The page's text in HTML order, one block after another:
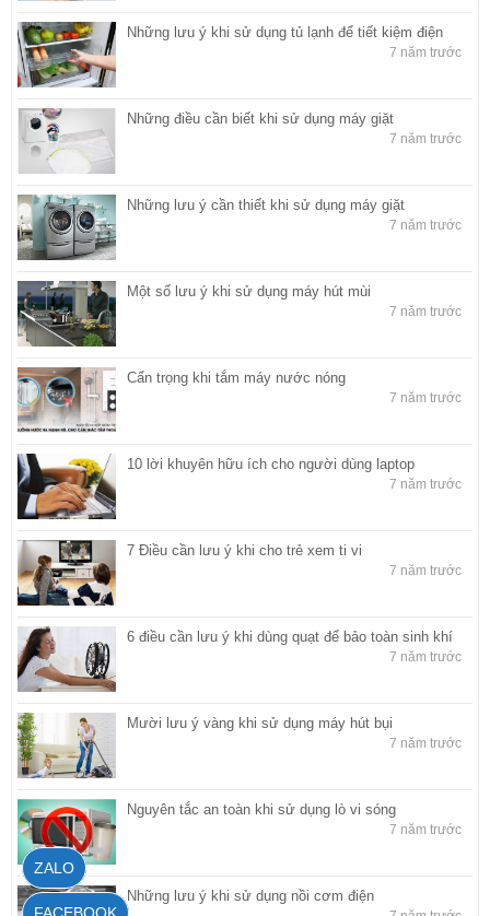
Những lưu ý khi sử dụng tủ lạnh để tiết kiệm điện
7 năm trước
Những điều cần biết khi sử dụng máy giặt
7 năm trước
Những lưu ý cần thiết khi sử dụng máy giặt
7 năm trước
Một số lưu ý khi sử dụng máy hút mùi
7 năm trước
Cẩn trọng khi tắm máy nước nóng
7 năm trước
10 lời khuyên hữu ích cho người dùng laptop
7 năm trước
7 Điều cần lưu ý khi cho trẻ xem ti vi
7 năm trước
6 điều cần lưu ý khi dùng quạt để bảo toàn sinh khí
7 năm trước
Mười lưu ý vàng khi sử dụng máy hút bụi
7 năm trước
Nguyên tắc an toàn khi sử dụng lò vi sóng
7 năm trước
Những lưu ý khi sử dụng nồi cơm điện
ZALO